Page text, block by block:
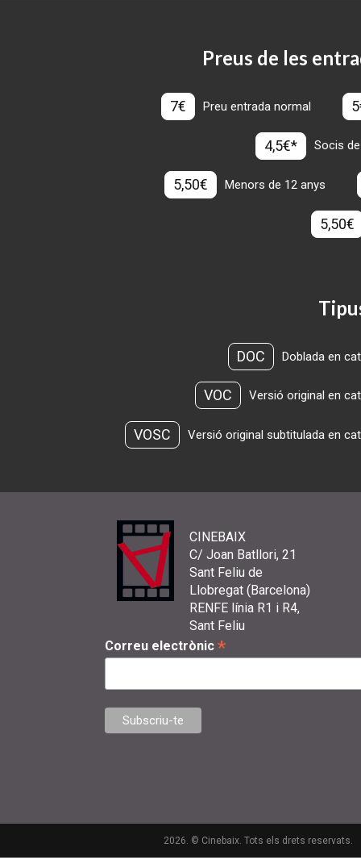
Preus de les
7€ Preu entrada normal
4,5€* Socis
5,50€ Menors de 12 anys
5,50€
DOC Doblada en
VOC Versió original en
VOSC Versió original subtitulada en
CINEBAIX
C/ Joan Batllori, 21
Sant Feliu de
Llobregat (Barcelona)
RENFE línia R1 i R4,
Sant Feliu
Correu electrònic *
2026. © Cinebaix. Tots els drets reservats.